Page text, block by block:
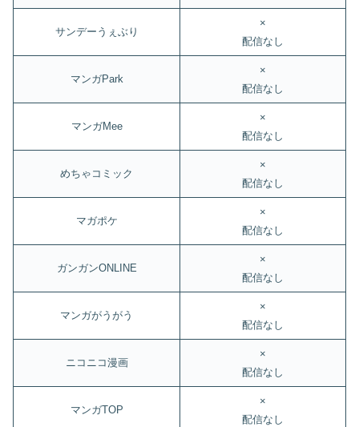
サンデーうぇぶり
×
配信なし
マンガPark
×
配信なし
マンガMee
×
配信なし
めちゃコミック
×
配信なし
マガポケ
×
配信なし
ガンガンONLINE
×
配信なし
マンガがうがう
×
配信なし
ニコニコ漫画
×
配信なし
マンガTOP
×
配信なし